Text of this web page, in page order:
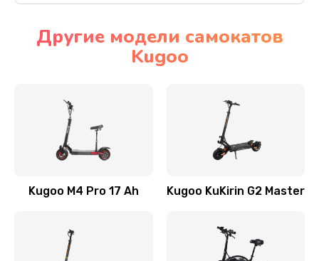
Другие модели самокатов
Kugoo
Kugoo M4 Pro 17 Ah Kugoo KuKirin G2 Master